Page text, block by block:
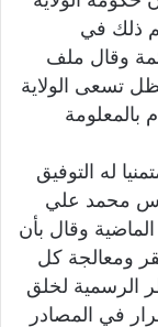
ذلك في
وقال ملف
تسعى الولاية
بالمعلومة
له التوفيق
محمد علي
وقال بأن
ومعالجة كل
الرسمية لخلق
في المصادر